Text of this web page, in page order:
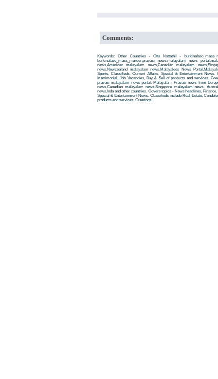
Comments:
Keywords: Other Countries - Otta Nottathil -
burkinafaso_mass_murder,pravasi news,malayalam news
news,American malayalam news,Canadian malayalam
news,Newzealand malayalam news,Malayalees News
Sports, Classifieds, Current Affairs, Special & Entertainment News.
Matrimonial, Job Vacancies, Buy & Sell of products and services,
pravasi malayalam news portal. Malayalam Pravasi news from
news,Canadian malayalam news,Singapore malayalam news,
news,Inda and other countries. Covers topics - News headlines,
Special & Entertainment News. Classifieds include Real Estate,
products and services, Greetings.